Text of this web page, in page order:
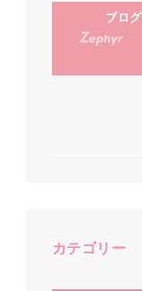
ブログ
カテゴリー